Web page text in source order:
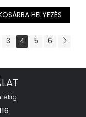
HELYEZÉS
3 4 5 6